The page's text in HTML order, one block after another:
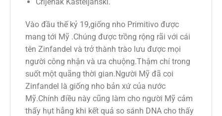
Vào đầu thế kỷ 19,giống nho Primitivo được
mang tới Mỹ .Chúng được trồng rộng rãi với cái
tên Zinfandel và trở thành trào lưu được mọi
người công nhận và ưa chuộng.Thậm chí trong
suốt một quãng thời gian.Người Mỹ đã coi
Zinfandel là giống nho bản xứ của nước
Mỹ.Chính điều này cũng làm cho người Mỹ cảm
thấy hụt hẫng khi kết quả so sánh DNA cho thấy